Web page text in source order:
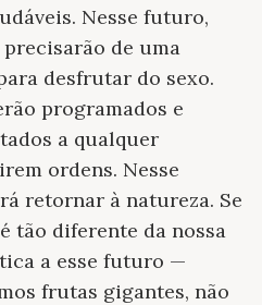
Nesse futuro,
de uma
desfrutar do sexo.
programados e
a qualquer
ordens. Nesse
retornar à natureza. Se
tão diferente da nossa
a esse futuro —
frutas gigantes, não